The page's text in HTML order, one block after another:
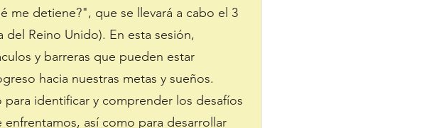
me detiene?", que se llevará a cabo el 3
del Reino Unido). En esta sesión,
y barreras que pueden estar
hacia nuestras metas y sueños.
para identificar y comprender los desafíos
así como para desarrollar